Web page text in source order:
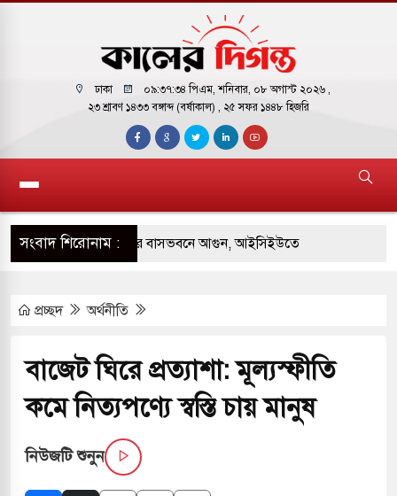
ঢাকা ০৯:৩৭:৩৫ পিএম, শনিবার, ০৮ অগাস্ট ২০২৬ ,
২৩ শ্রাবণ ১৪৩৩ বঙ্গাব্দ (বর্ষাকাল) , ২৫ সফর ১৪৪৮ হিজরি
সংবাদ শিরোনাম :
পাকিস্তানি হাইকমিশনারের বাসভবনে আগুন, আইসিইউতে
হয়ে আসছে ‘স্পেশাল রেসপন্স ব্যাটালিয়ন
বাসের মুখোমুখি সংঘর্ষে ৯ জন নিহত
শব্দদূষণ নিয়ন্ত্রণে দেড় হাজার মসজিদ থেকে মাইক
প্রচ্ছদ অর্থনীতি
বাজেট ঘিরে প্রত্যাশা: মূল্যস্ফীতি
কমে নিত্যপণ্যে স্বস্তি চায় মানুষ
নিউজটি শুনুন